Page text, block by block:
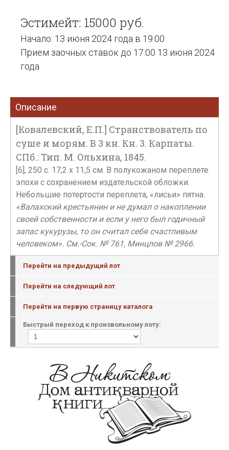
Эстимейт: 15000 руб.
Начало: 13 июня 2024 года в 19:00
Прием заочных ставок до 17:00 13 июня 2024
года
Описание
[Ковалевский, Е.П.] Странствователь по
суше и морям. В 3 кн. Кн. 3. Карпаты.
СПб.: Тип. М. Ольхина, 1845.
[6], 250 с. 17,2 х 11,5 см. В полукожаном переплете
эпохи с сохранением издательской обложки.
Небольшие потертости переплета, «лисьи» пятна.
«Валахский крестьянин и не думал о накоплении
своей собственности и если у него был годичный
запас кукурузы, то он считал себя счастливым
человеком». См.-Сок. № 761, Минцлов № 2966.
Перейти на предыдущий лот
Перейти на следующий лот
Перейти на первую страницу каталога
Быстрый переход к произвольному лоту: